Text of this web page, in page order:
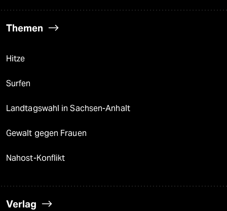
Themen
Hitze
Surfen
Landtagswahl in Sachsen-Anhalt
Gewalt gegen Frauen
Nahost-Konflikt
Verlag